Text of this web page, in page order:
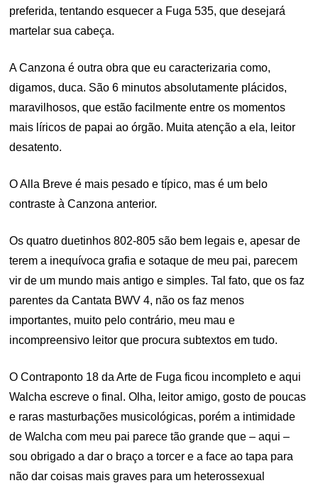
preferida, tentando esquecer a Fuga 535, que desejará
martelar sua cabeça.
A Canzona é outra obra que eu caracterizaria como,
digamos, duca. São 6 minutos absolutamente plácidos,
maravilhosos, que estão facilmente entre os momentos
mais líricos de papai ao órgão. Muita atenção a ela, leitor
desatento.
O Alla Breve é mais pesado e típico, mas é um belo
contraste à Canzona anterior.
Os quatro duetinhos 802-805 são bem legais e, apesar de
terem a inequívoca grafia e sotaque de meu pai, parecem
vir de um mundo mais antigo e simples. Tal fato, que os faz
parentes da Cantata BWV 4, não os faz menos
importantes, muito pelo contrário, meu mau e
incompreensivo leitor que procura subtextos em tudo.
O Contraponto 18 da Arte de Fuga ficou incompleto e aqui
Walcha escreve o final. Olha, leitor amigo, gosto de poucas
e raras masturbações musicológicas, porém a intimidade
de Walcha com meu pai parece tão grande que – aqui –
sou obrigado a dar o braço a torcer e a face ao tapa para
não dar coisas mais graves para um heterossexual